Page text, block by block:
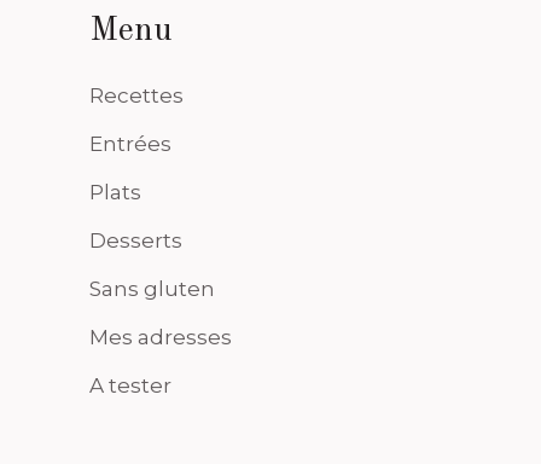
Menu
Recettes
Entrées
Plats
Desserts
Sans gluten
Mes adresses
A tester